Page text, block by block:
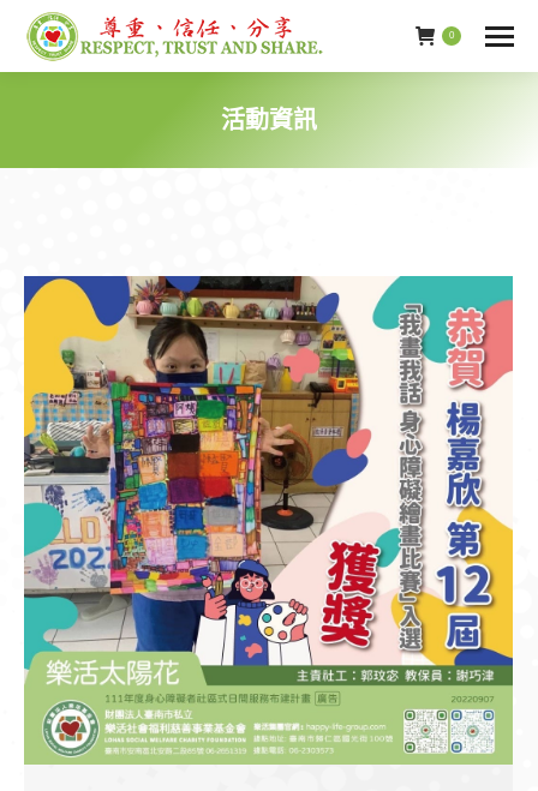
0
活動資訊